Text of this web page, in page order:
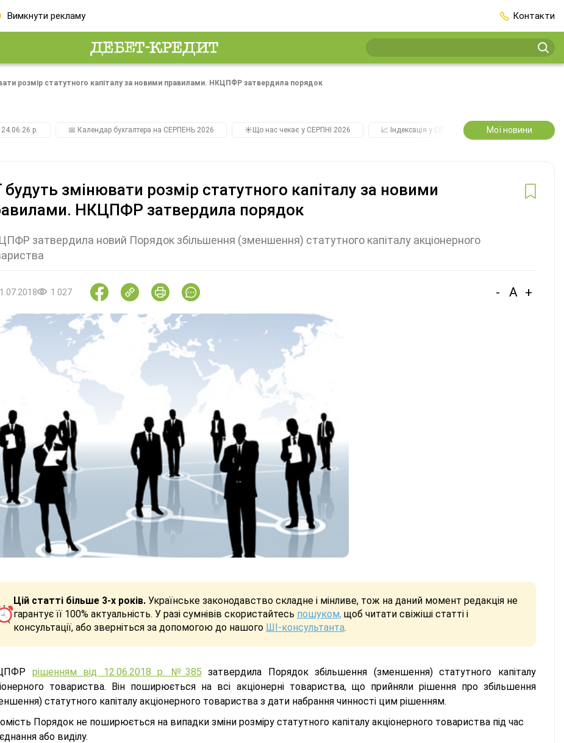
Вимкнути рекламу Контакти
розмір статутного капіталу за новими правилами. НКЦПФР затвердила порядок
р. 📅 Календар бухгалтера на СЕРПЕНЬ 2026 ☀️Що нас чекає у СЕРПНІ 2026 📈 Індексація у СЕРПНІ 2️⃣0️⃣2️⃣7️⃣ Усі
Мої новини
будуть змінювати розмір статутного капіталу за новими
НКЦПФР затвердила порядок
затвердила новий Порядок збільшення (зменшення) статутного капіталу акціонерного
1 027 - A +
Цій статті більше 3-х років. Українське законодавство складне і мінливе, тож на даний момент редакція не
гарантує її 100% актуальність. У разі сумнівів скористайтесь пошуком, щоб читати свіжіші статті і
консультації, або зверніться за допомогою до нашого ШІ-консультанта.
рішенням від 12.06.2018 р. №385 затвердила Порядок збільшення (зменшення) статутного капіталу
товариства. Він поширюється на всі акціонерні товариства, що прийняли рішення про збільшення
статутного капіталу акціонерного товариства з дати набрання чинності цим рішенням.
Порядок не поширюється на випадки зміни розміру статутного капіталу акціонерного товариства під час
або виділу.